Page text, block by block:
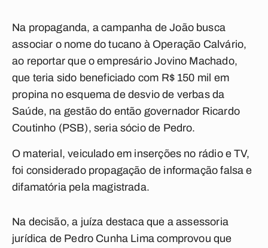
Na propaganda, a campanha de João busca
associar o nome do tucano à Operação Calvário,
ao reportar que o empresário Jovino Machado,
que teria sido beneficiado com R$ 150 mil em
propina no esquema de desvio de verbas da
Saúde, na gestão do então governador Ricardo
Coutinho (PSB), seria sócio de Pedro.
O material, veiculado em inserções no rádio e TV,
foi considerado propagação de informação falsa e
difamatória pela magistrada.
Na decisão, a juíza destaca que a assessoria
jurídica de Pedro Cunha Lima comprovou que